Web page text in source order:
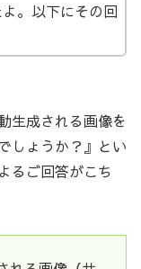
。以下にその回
生成される画像を
しょうか？』とい
るご回答がこち